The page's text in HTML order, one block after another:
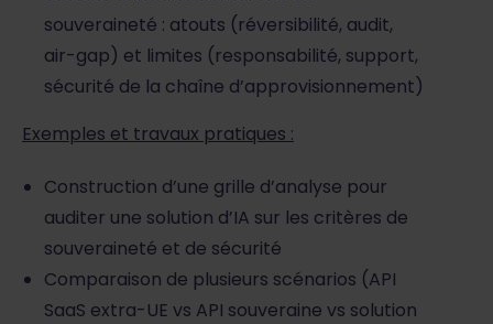
souveraineté : atouts (réversibilité, audit,
air-gap) et limites (responsabilité, support,
sécurité de la chaîne d’approvisionnement)
Exemples et travaux pratiques :
Construction d’une grille d’analyse pour
auditer une solution d’IA sur les critères de
souveraineté et de sécurité
Comparaison de plusieurs scénarios (API
SaaS extra-UE vs API souveraine vs solution